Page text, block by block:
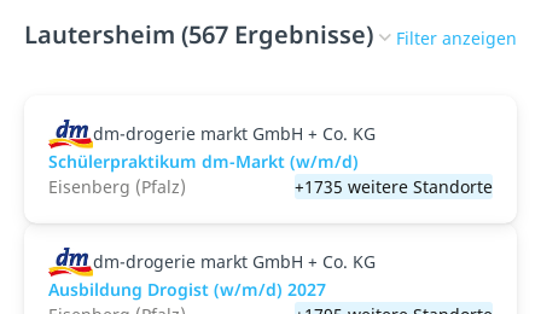
Lautersheim (567 Ergebnisse) Filter anzeigen
dm-drogerie markt GmbH + Co. KG
Schülerpraktikum dm-Markt (w/m/d)
Eisenberg (Pfalz)
+1735 weitere Standorte
dm-drogerie markt GmbH + Co. KG
Ausbildung Drogist (w/m/d) 2027